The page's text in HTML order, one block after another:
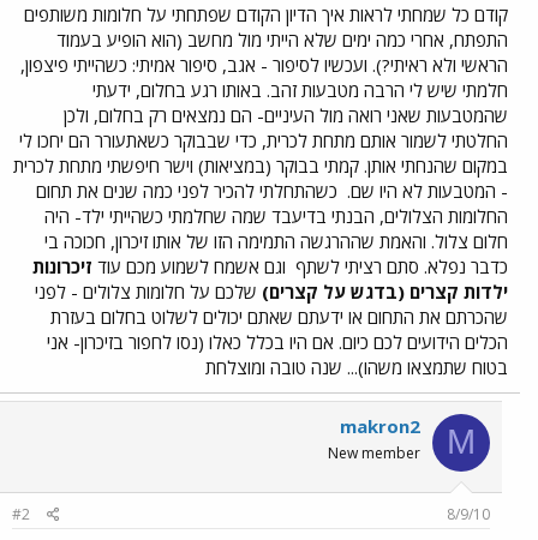
קודם כל שמחתי לראות איך הדיון הקודם שפתחתי על חלומות משותפים
התפתח, אחרי כמה ימים שלא הייתי מול מחשב (הוא הופיע בעמוד
הראשי ולא ראיתי?). ועכשיו לסיפור - אגב, סיפור אמיתי: כשהייתי פיצפון,
חלמתי שיש לי הרבה מטבעות זהב. באותו רגע בחלום, ידעתי
שהמטבעות שאני רואה מול העיניים- הם נמצאים רק בחלום, ולכן
החלטתי לשמור אותם מתחת לכרית, כדי שבבוקר כשאתעורר הם יחכו לי
במקום שהנחתי אותן. קמתי בבוקר (במציאות) וישר חיפשתי מתחת לכרית
- המטבעות לא היו שם. כשהתחלתי להכיר לפני כמה שנים את תחום
החלומות הצלולים, הבנתי בדיעבד שמה שחלמתי כשהייתי ילד- היה
חלום צלול. והאמת שההרגשה התמימה הזו של אותו זיכרון, חכוכה בי
כדבר נפלא. סתם רציתי לשתף וגם אשמח לשמוע מכם עוד זיכרונות
ילדות קצרים (בדגש על קצרים) שלכם על חלומות צלולים - לפני
שהכרתם את התחום או ידעתם שאתם יכולים לשלוט בחלום בעזרת
הכלים הידועים לכם כיום. אם היו בכלל כאלו (נסו לחפור בזיכרון- אני
בטוח שתמצאו משהו)... שנה טובה ומוצלחת
M
makron2
New member
8/9/10
#2